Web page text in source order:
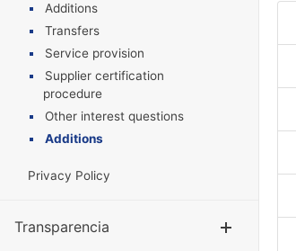
Additions
Transfers
Service provision
Supplier certification
procedure
Other interest questions
Additions
Privacy Policy
Transparencia